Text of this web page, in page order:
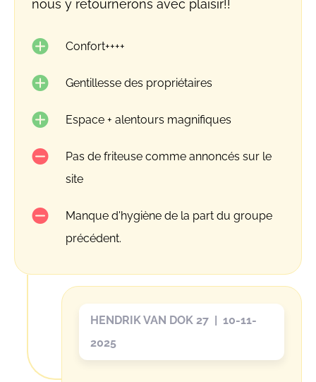
nous y retournerons avec plaisir!!
Confort++++
Gentillesse des propriétaires
Espace + alentours magnifiques
Pas de friteuse comme annoncés sur le
site
Manque d'hygiène de la part du groupe
précédent.
HENDRIK VAN DOK 27 | 10-11-
2025